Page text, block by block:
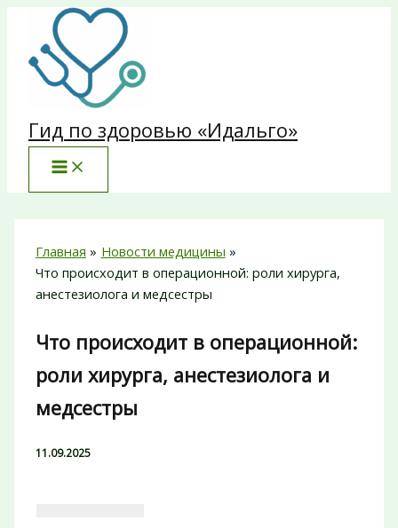
Перейти
содержимому
Гид по здоровью «Идальго»
Главная
Новости медицины
Что происходит в операционной: роли хирурга,
анестезиолога и медсестры
Что происходит в операционной:
роли хирурга, анестезиолога и
медсестры
11.09.2025